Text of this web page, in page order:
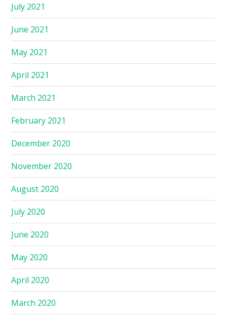
July 2021
June 2021
May 2021
April 2021
March 2021
February 2021
December 2020
November 2020
August 2020
July 2020
June 2020
May 2020
April 2020
March 2020